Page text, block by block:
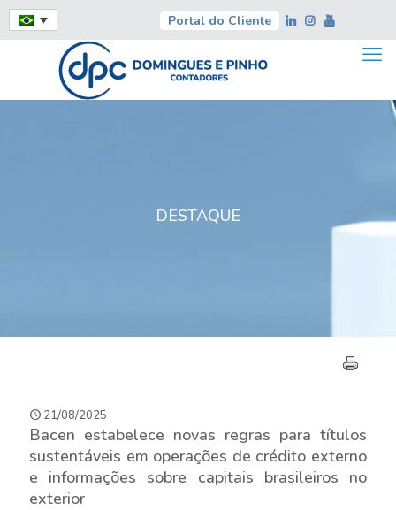
Portal do Cliente
DESTAQUE
21/08/2025
Bacen estabelece novas regras para títulos
sustentáveis em operações de crédito externo
e informações sobre capitais brasileiros no
exterior